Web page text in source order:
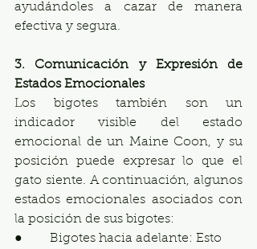
ayudándoles a cazar de manera
efectiva y segura.
3. Comunicación y Expresión de
Estados Emocionales
Los bigotes también son un
indicador visible del estado
emocional de un Maine Coon, y su
posición puede expresar lo que el
gato siente. A continuación, algunos
estados emocionales asociados con
la posición de sus bigotes:
●       Bigotes hacia adelante: Esto